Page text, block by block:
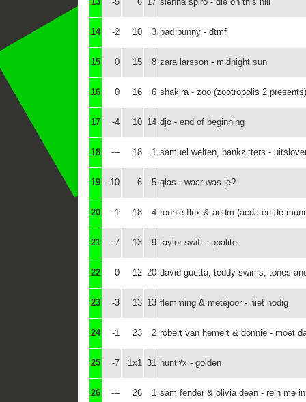
14 -2 10 3 bad bunny - dtmf
15 0 15 8 zara larsson - midnight sun
16 0 16 6 shakira - zoo (zootropolis 2 presents)
17 -4 10 14 djo - end of beginning
18 --- 18 1 samuel welten, bankzitters -
19 -10 6 5 qlas - waar was je?
20 -1 18 4 ronnie flex & aedm (acda en de
21 -7 13 9 taylor swift - opalite
22 0 12 20 david guetta, teddy swims, tones
23 -3 13 13 flemming & metejoor - niet nodig
24 -1 23 2 robert van hemert & donnie - moët
25 -7 1x1 31 huntr/x - golden
26 --- 26 1 sam fender & olivia dean - rein me in